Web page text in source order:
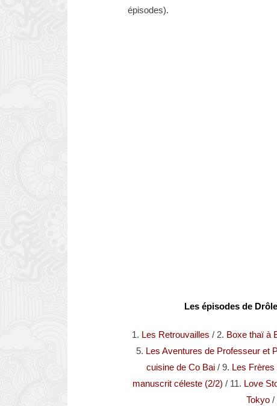
épisodes).
Les épisodes de
1. Les Retrouvailles / 2. Boxe thaï à
5. Les Aventures de Professeur et
cuisine de Co Bai/ 9. Les
manuscrit céleste (2/2) / 11. Love
Tokyo/